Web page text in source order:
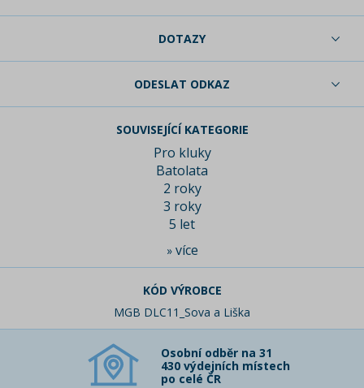
DOTAZY
ODESLAT ODKAZ
SOUVISEJÍCÍ KATEGORIE
Pro kluky
Batolata
2 roky
3 roky
5 let
» více
KÓD VÝROBCE
MGB DLC11_Sova a Liška
Osobní odběr na 31
430 výdejních místech
po celé ČR